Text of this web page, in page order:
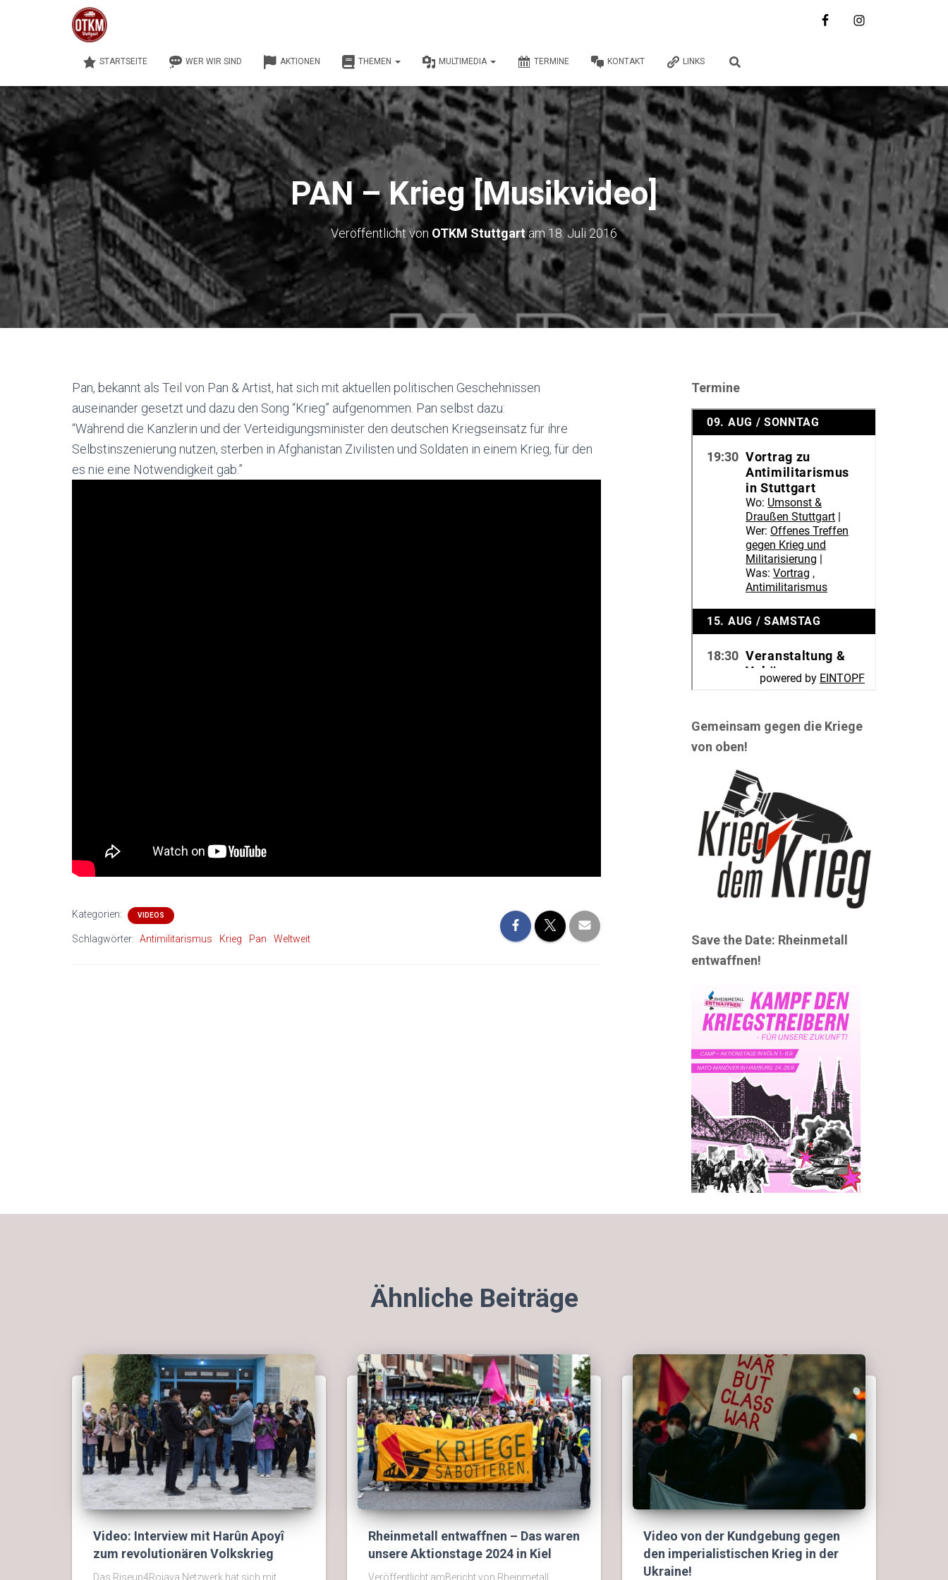
STARTSEITE WER WIR SIND AKTIONEN THEMEN MULTIMEDIA TERMINE KONTAKT LINKS
PAN – Krieg [Musikvideo]
Veröffentlicht von OTKM Stuttgartam18. Juli 2016
Pan, bekannt als Teil von Pan & Artist, hat sich mit aktuellen politischen Geschehnissen
auseinander gesetzt und dazu den Song “Krieg” aufgenommen. Pan selbst dazu:
“Während die Kanzlerin und der Verteidigungsminister den deutschen Kriegseinsatz für ihre
Selbstinszenierung nutzen, sterben in Afghanistan Zivilisten und Soldaten in einem Krieg, für den
es nie eine Notwendigkeit gab.”
Kategorien: VIDEOS
Schlagwörter: Antimilitarismus Krieg Pan Weltweit
Termine
Gemeinsam gegen die Kriege
von oben!
Save the Date: Rheinmetall
entwaffnen!
Ähnliche Beiträge
Video: Interview mit Harûn Apoyî
zum revolutionären Volkskrieg
Das Riseup4Rojava Netzwerk hat sich mit
Rheinmetall entwaffnen – Das waren
unsere Aktionstage 2024 in Kiel
Veröffentlicht amBericht von Rheinmetall
Video von der Kundgebung gegen
den imperialistischen Krieg in der
Ukraine!